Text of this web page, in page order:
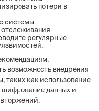
потери в
системы
отслеживания
регулярные
возможность внедрения
таких как использование
шифрование данных и